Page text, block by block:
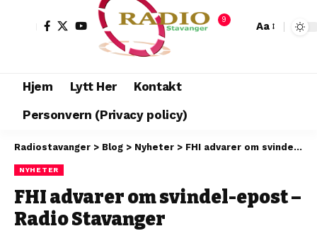
9
Aa
Hjem Lytt Her
Kontakt
Personvern (Privacy policy)
Radiostavanger > Blog > Nyheter > FHI advarer om svindel-epost – Radio Stavanger
NYHETER
FHI advarer om svindel-epost –
Radio Stavanger